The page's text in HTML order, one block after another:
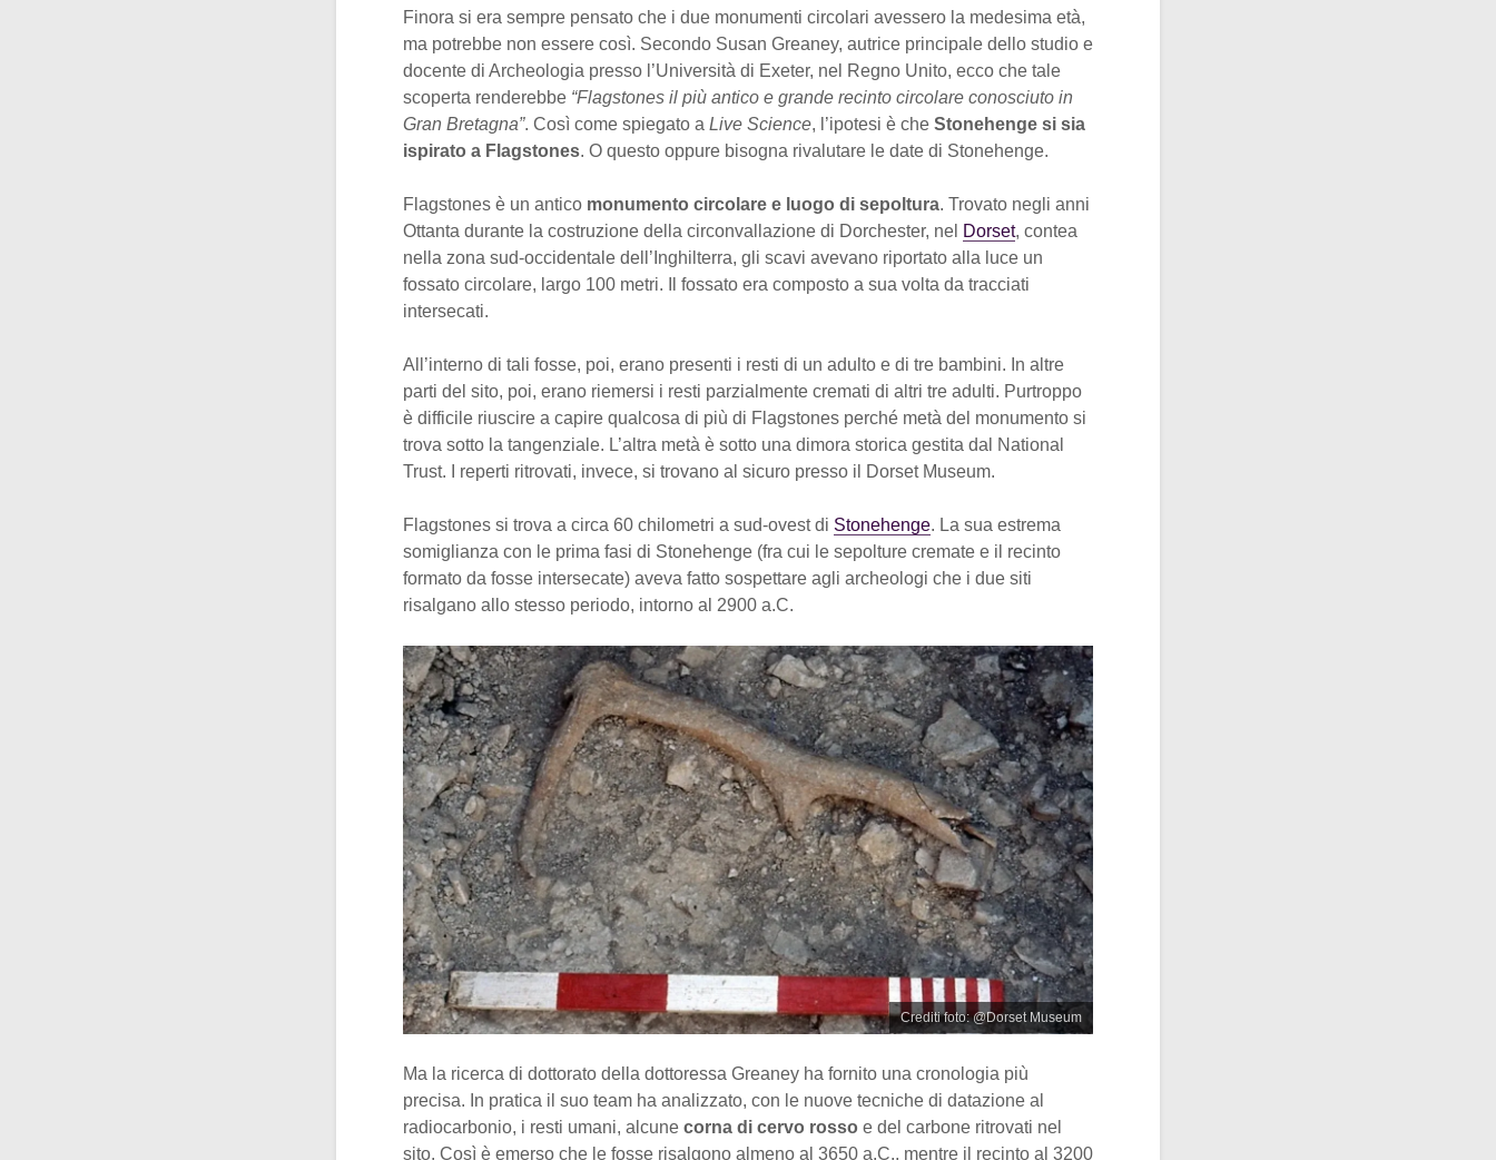
Finora si era sempre pensato che i due monumenti circolari avessero la medesima età,
ma potrebbe non essere così. Secondo Susan Greaney, autrice principale dello studio e
docente di Archeologia presso l’Università di Exeter, nel Regno Unito, ecco che tale
scoperta renderebbe “Flagstones il più antico e grande recinto circolare conosciuto in
Gran Bretagna”. Così come spiegato a Live Science, l’ipotesi è che Stonehenge si sia
ispirato a Flagstones. O questo oppure bisogna rivalutare le date di Stonehenge.
Flagstones è un antico monumento circolare e luogo di sepoltura. Trovato negli anni
Ottanta durante la costruzione della circonvallazione di Dorchester, nel Dorset, contea
nella zona sud-occidentale dell’Inghilterra, gli scavi avevano riportato alla luce un
fossato circolare, largo 100 metri. Il fossato era composto a sua volta da tracciati
intersecati.
All’interno di tali fosse, poi, erano presenti i resti di un adulto e di tre bambini. In altre
parti del sito, poi, erano riemersi i resti parzialmente cremati di altri tre adulti. Purtroppo
è difficile riuscire a capire qualcosa di più di Flagstones perché metà del monumento si
trova sotto la tangenziale. L’altra metà è sotto una dimora storica gestita dal National
Trust. I reperti ritrovati, invece, si trovano al sicuro presso il Dorset Museum.
Flagstones si trova a circa 60 chilometri a sud-ovest di Stonehenge. La sua estrema
somiglianza con le prima fasi di Stonehenge (fra cui le sepolture cremate e il recinto
formato da fosse intersecate) aveva fatto sospettare agli archeologi che i due siti
risalgano allo stesso periodo, intorno al 2900 a.C.
Crediti foto: @Dorset Museum
Ma la ricerca di dottorato della dottoressa Greaney ha fornito una cronologia più
precisa. In pratica il suo team ha analizzato, con le nuove tecniche di datazione al
radiocarbonio, i resti umani, alcune corna di cervo rosso e del carbone ritrovati nel
sito. Così è emerso che le fosse risalgono almeno al 3650 a.C., mentre il recinto al 3200